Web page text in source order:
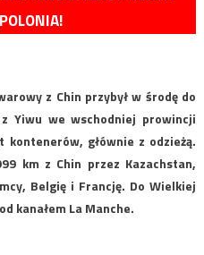
z Chin przybył w środę do
Yiwu we wschodniej prowincji
kontenerów, głównie z odzieżą.
km z Chin przez Kazachstan,
Belgię i Francję. Do Wielkiej
kanałem La Manche.